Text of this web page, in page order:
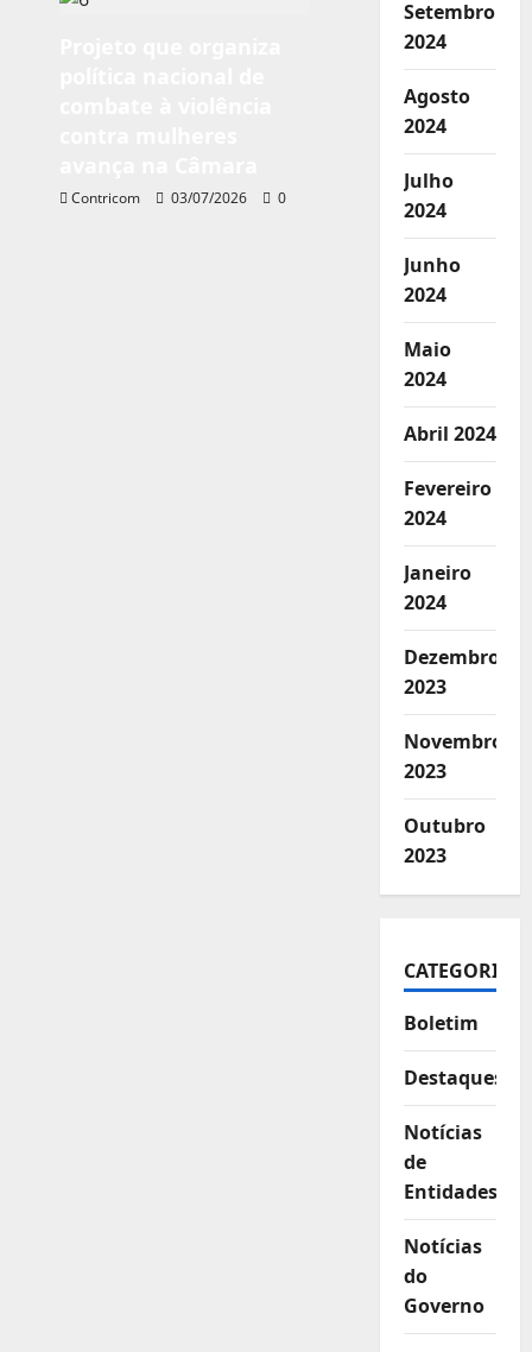
Contricom 03/07/2026 0
Setembro
2024
Agosto
2024
Julho
2024
Junho
2024
Maio
2024
Abril 2024
Fevereiro
2024
Janeiro
2024
Dezembro
2023
Novembro
2023
Outubro
2023
CATEGORIAS
Boletim
Destaques
Notícias
de
Entidades
Notícias
do
Governo